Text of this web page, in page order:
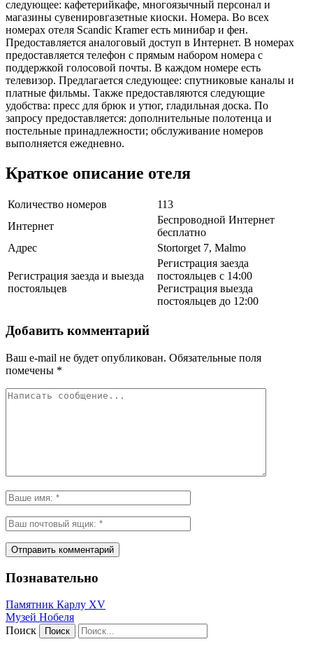
следующее: кафетерийкафе, многоязычный персонал и
магазины сувенировгазетные киоски. Номера. Во всех
номерах отеля Scandic Kramer есть минибар и фен.
Предоставляется аналоговый доступ в Интернет. В номерах
предоставляется телефон с прямым набором номера с
поддержкой голосовой почты. В каждом номере есть
телевизор. Предлагается следующее: спутниковые каналы и
платные фильмы. Также предоставляются следующие
удобства: пресс для брюк и утюг, гладильная доска. По
запросу предоставляется: дополнительные полотенца и
постельные принадлежности; обслуживание номеров
выполняется ежедневно.
Краткое описание отеля
Количество номеров
113
Интернет
Беспроводной Интернет
бесплатно
Адрес
Stortorget 7, Malmo
Регистрация заезда и выезда
постояльцев
Регистрация заезда
постояльцев с 14:00
Регистрация выезда
постояльцев до 12:00
Добавить комментарий
Ваш e-mail не будет опубликован. Обязательные поля
помечены *
Познавательно
Памятник Карлу XV
Музей Нобеля
Поиск